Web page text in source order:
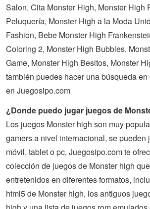
Salon, Cita Monster High, Monster High
Peluquería, Monster High a la Moda
Fashion, Bebe Monster High
Coloring 2, Monster High Bubbles,
Game, Monster High Besitos, Monster
también puedes hacer una búsqueda
en Juegosipo.com
¿Donde puedo jugar juegos de
Los juegos Monster high son muy
gamers a nivel internacional, se pueden
móvil, tablet o pc, Juegosipo.com te
colección de juegosde Monster high
entretenidos en diferentes formatos,
html5 de Monster high, los antiguos